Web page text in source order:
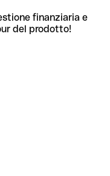
finanziaria e
del prodotto!